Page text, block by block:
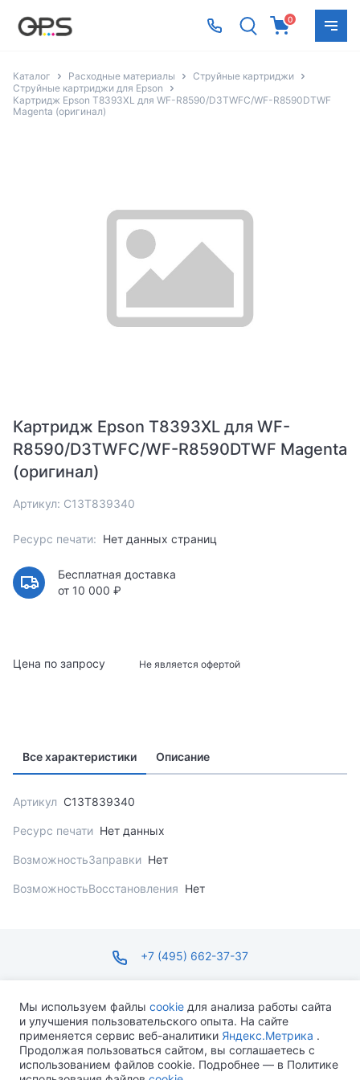
0
Каталог Расходные материалы
Струйные картриджи
Струйные картриджи для Epson
Картридж Epson T8393XL для WF-R8590/D3TWFC/WF-R8590DTWF
Magenta (оригинал)
Картридж Epson T8393XL для WF-
R8590/D3TWFC/WF-R8590DTWF Magenta
(оригинал)
Артикул: C13T839340
Ресурс печати: Нет данных страниц
Бесплатная доставка
от 10 000 ₽
Цена по запросу Не является офертой
Все характеристики Описание
Артикул C13T839340
Ресурс печати Нет данных
ВозможностьЗаправки Нет
ВозможностьВосстановления Нет
+7 (495) 662-37-37
ПН-ПТ С 09:00 ДО 18:00 СБ-ВС ВЫХОДНОЙ
Мы используем файлы cookie для анализа работы сайта
и улучшения пользовательского опыта. На сайте
применяется сервис веб-аналитики Яндекс.Метрика .
Продолжая пользоваться сайтом, вы соглашаетесь с
использованием файлов cookie. Подробнее — в Политике